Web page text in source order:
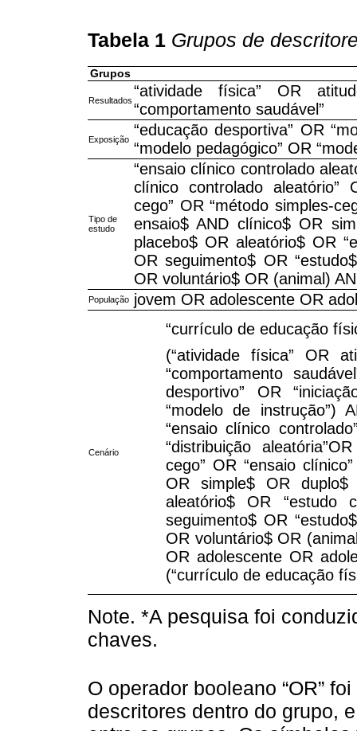
Tabela 1 Grupos de
Grupos
Resultados
“atividade física” OR
“comportamento saudável”
Exposição
“educação desportiva” OR
“modelo pedagógico” OR
Tipo de
estudo
“ensaio clínico controlado
clínico controlado aleatório”
cego” OR “método simples-
ensaio$ AND clínico$ OR
placebo$ OR aleatório$ OR
OR seguimento$ OR
OR voluntário$ OR (animal)
População jovem OR adolescente OR
Cenário
“currículo de educação
(“atividade física” OR
“comportamento
desportivo” OR
“modelo de instrução”)
“ensaio clínico
“distribuição
cego” OR “ensaio
OR simple$ OR
aleatório$ OR “estudo
seguimento$ OR
OR voluntário$ OR
OR adolescente OR
(“currículo de educação
Note. *A pesquisa foi
chaves.
O operador booleano “OR”
descritores dentro do grupo,